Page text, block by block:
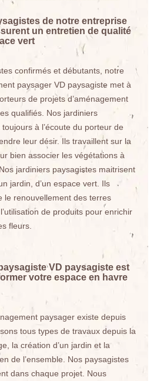
de notre entreprise
un entretien de qualité
vert
confirmés et débutants, notre
paysager VD paysagiste met à
de projets d’aménagement
qualifiés. Nos jardiniers
à l’écoute du porteur de
leur désir. Ils travaillent sur la
bien associer les végétations à
jardiniers paysagistes maitrisent
jardin, d’un espace vert. Ils
le renouvellement des terres
de produits pour enrichir
fleurs.
VD paysagiste est
votre espace en havre
paysager existe depuis
tous types de travaux depuis la
la création d’un jardin et la
de l’ensemble. Nos paysagistes
dans chaque projet. Nous